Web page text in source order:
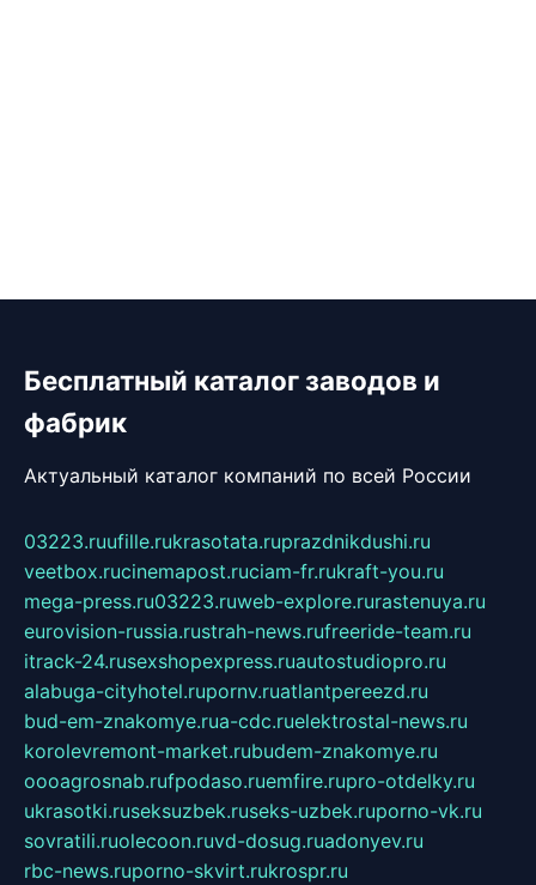
Бесплатный каталог заводов и
фабрик
Актуальный каталог компаний по всей России
03223.ruufille.rukrasotata.ruprazdnikdushi.ru
veetbox.rucinemapost.ruciam-fr.rukraft-you.ru
mega-press.ru03223.ruweb-explore.rurastenuya.ru
eurovision-russia.rustrah-news.rufreeride-team.ru
itrack-24.rusexshopexpress.ruautostudiopro.ru
alabuga-cityhotel.rupornv.ruatlantpereezd.ru
bud-em-znakomye.rua-cdc.ruelektrostal-news.ru
korolevremont-market.rubudem-znakomye.ru
oooagrosnab.rufpodaso.ruemfire.rupro-otdelky.ru
ukrasotki.ruseksuzbek.ruseks-uzbek.ruporno-vk.ru
sovratili.ruolecoon.ruvd-dosug.ruadonyev.ru
rbc-news.ruporno-skvirt.rukrospr.ru